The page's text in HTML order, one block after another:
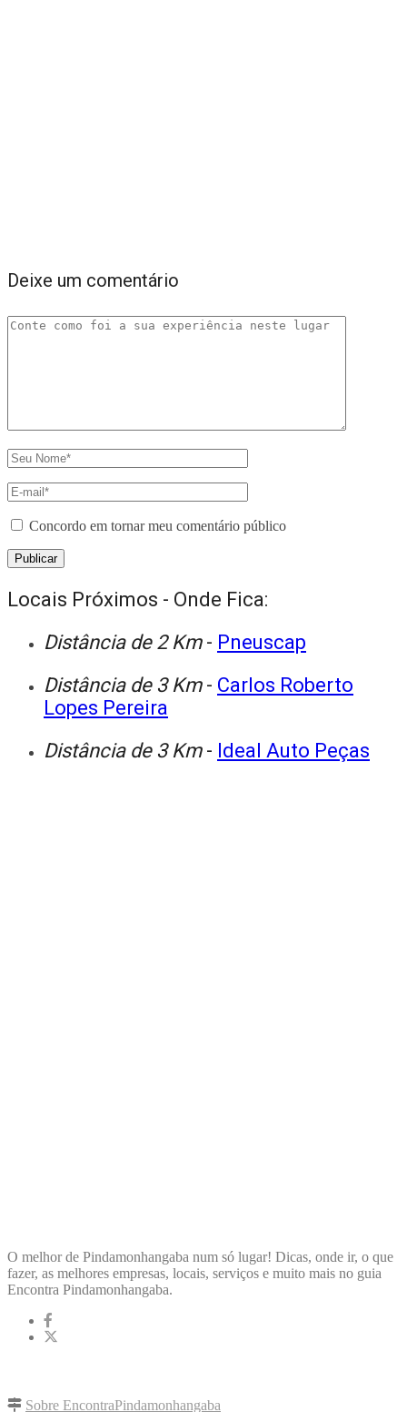
Deixe um comentário
Concordo em tornar meu comentário público
Locais Próximos - Onde Fica:
Distância de 2 Km - Pneuscap
Distância de 3 Km - Carlos Roberto
Lopes Pereira
Distância de 3 Km - Ideal Auto Peças
O melhor de Pindamonhangaba num só lugar! Dicas, onde ir, o que
fazer, as melhores empresas, locais, serviços e muito mais no guia
Encontra Pindamonhangaba.
Sobre EncontraPindamonhangaba